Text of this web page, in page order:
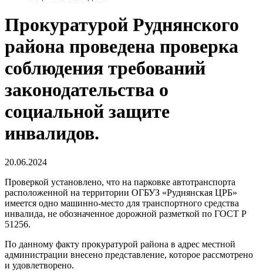
Прокуратурой Руднянского
района проведена проверка
соблюдения требований
законодательства о
социальной защите
инвалидов.
20.06.2024
Проверкой установлено, что на парковке автотранспорта
расположенной на территории ОГБУЗ «Руднянская ЦРБ»
имеется одно машинно-место для транспортного средства
инвалида, не обозначенное дорожной разметкой по ГОСТ Р
51256.
По данному факту прокуратурой района в адрес местной
администрации внесено представление, которое рассмотрено
и удовлетворено.